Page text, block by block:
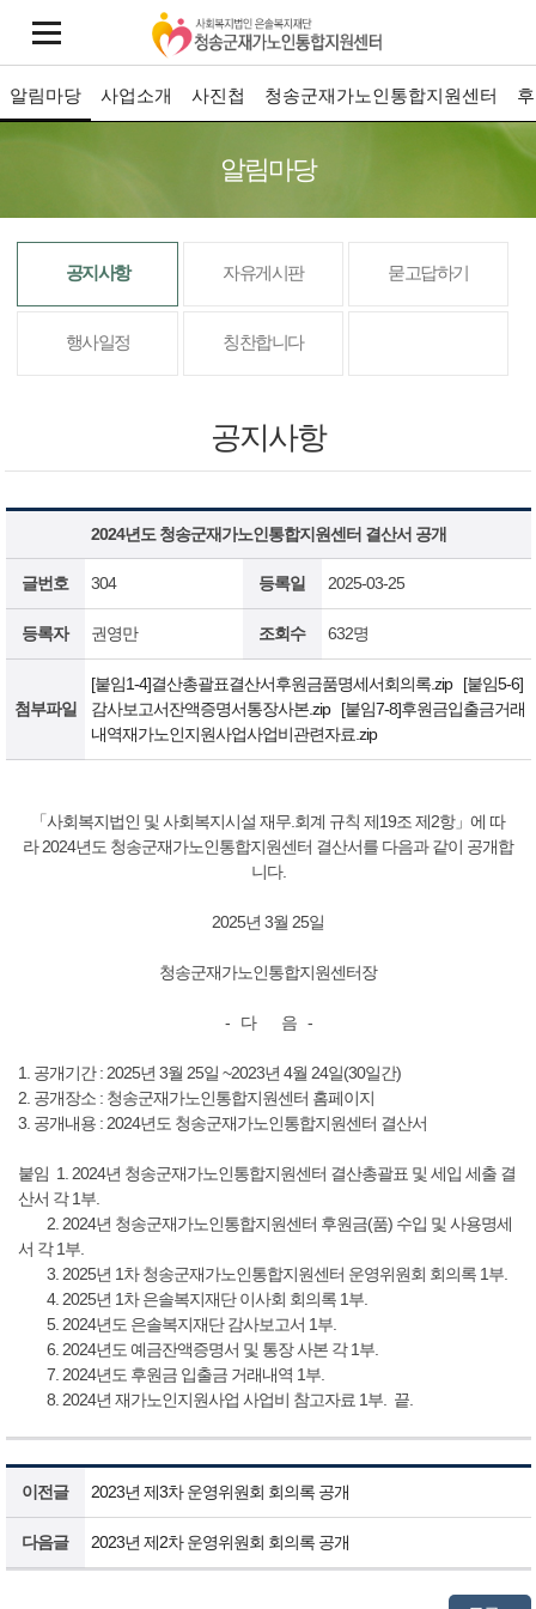
알림마당 사업소개 사진첩 청송군재가노인통합지원센터
알림마당
공지사항 자유게시판 묻고답하기
행사일정 칭찬합니다
공지사항
2024년도 청송군재가노인통합지원센터 결산서 공개
글번호 304 등록일 2025-03-25
등록자 권영만 조회수 632명
첨부파일
[붙임1-4]결산총괄표결산서후원금품명세서회의록.zip
[붙임5-6]
감사보고서잔액증명서통장사본.zip
[붙임7-8]후원금입출금거래
내역재가노인지원사업사업비관련자료.zip
「사회복지법인 및 사회복지시설 재무.회계 규칙 제19조 제2항」에 따
라 2024년도 청송군재가노인통합지원센터 결산서를 다음과 같이 공개합
니다.
2025년 3월 25일
청송군재가노인통합지원센터장
- 다 음 -
1. 공개기간 : 2025년 3월 25일 ~2023년 4월 24일(30일간)
2. 공개장소 : 청송군재가노인통합지원센터 홈페이지
3. 공개내용 : 2024년도 청송군재가노인통합지원센터 결산서
붙임 1. 2024년 청송군재가노인통합지원센터 결산총괄표 및 세입 세출 결
산서 각 1부.
2. 2024년 청송군재가노인통합지원센터 후원금(품) 수입 및 사용명세
서 각 1부.
3. 2025년 1차 청송군재가노인통합지원센터 운영위원회 회의록 1부.
4. 2025년 1차 은솔복지재단 이사회 회의록 1부.
5. 2024년도 은솔복지재단 감사보고서 1부.
6. 2024년도 예금잔액증명서 및 통장 사본 각 1부.
7. 2024년도 후원금 입출금 거래내역 1부.
8. 2024년 재가노인지원사업 사업비 참고자료 1부. 끝.
이전글 2023년 제3차 운영위원회 회의록 공개
다음글 2023년 제2차 운영위원회 회의록 공개